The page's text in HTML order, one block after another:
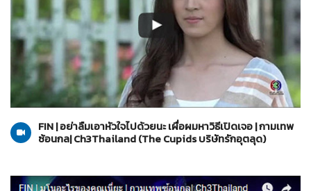
12-06-2560
The Cupids บริษัทรักอุตลุด
FIN | อย่าลืมเอาหัวใจไปด้วยนะ เผื่อผมหาวิธีเปิดเจอ | กามเทพ
ซ้อนกล| Ch3Thailand (The Cupids บริษัทรักอุตลุด)